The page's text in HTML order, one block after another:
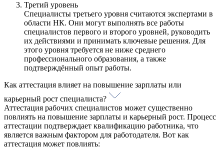
Третий уровень
Специалисты третьего уровня считаются экспертами в
области НК. Они могут выполнять все работы
специалистов первого и второго уровней, руководить
их действиями и принимать ключевые решения. Для
этого уровня требуется не ниже среднего
профессионального образования, а также
подтверждённый опыт работы.
Как аттестация влияет на повышение зарплаты или
карьерный рост специалиста?
Аттестация рабочих специалистов может существенно
повлиять на повышение зарплаты и карьерный рост. Процесс
аттестации подтверждает квалификацию работника, что
является важным фактором для работодателя. Вот как
аттестация может повлиять: